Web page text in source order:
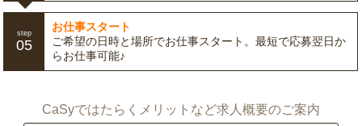
step
05
お仕事スタート
ご希望の日時と場所でお仕事スタート。最短で応募翌日か
らお仕事可能♪
CaSyではたらくメリットなど求人概要のご案内